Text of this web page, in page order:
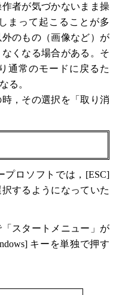
者が気づかないまま操
まって起こることが多
のもの（画像など）が
くなる場合がある。そ
通常のモードに戻るた
る。
，その選択を「取り消
ロソフトでは，[ESC]
するようになっていた
スタートメニュー」が
キーを単独で押す